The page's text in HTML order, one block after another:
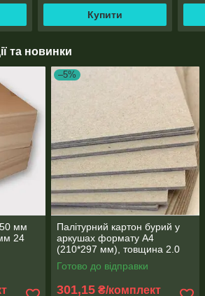
Купити
та новинки
мм
24
–5%
Палітурний картон бурий у
аркушах формату А4
(210*297 мм), товщина 2.0
мм, пакування 24 аркуша
Готово до відправки
301,15 ₴/комплект